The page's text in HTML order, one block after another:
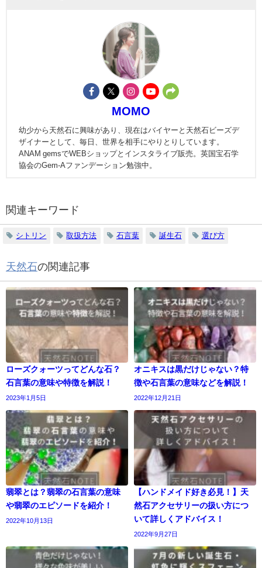
MOMO
幼少から天然石に興味があり、現在はバイヤーと天然石ビーズデ
ザイナーとして、毎日、世界を相手にやりとりしています。
ANAM gemsでWEBショップとインスタライブ販売。英国宝石学
協会のGem-Aファンデーション勉強中。
関連キーワード
シトリン 取扱方法 石言葉 誕生石 選び方
天然石の関連記事
ローズクォーツってどんな石？
石言葉の意味や特徴を解説！
2023年1月5日
オニキスは黒だけじゃない？特
徴や石言葉の意味などを解説！
2022年12月21日
翡翠とは？翡翠の石言葉の意味
や翡翠のエピソードを紹介！
2022年10月13日
【ハンドメイド好き必見！】天
然石アクセサリーの扱い方につ
いて詳しくアドバイス！
2022年9月27日